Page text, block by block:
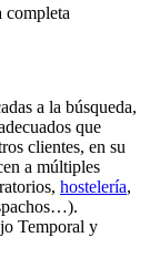
completa
a la búsqueda,
que
clientes, en su
a múltiples
hostelería,
Temporal y